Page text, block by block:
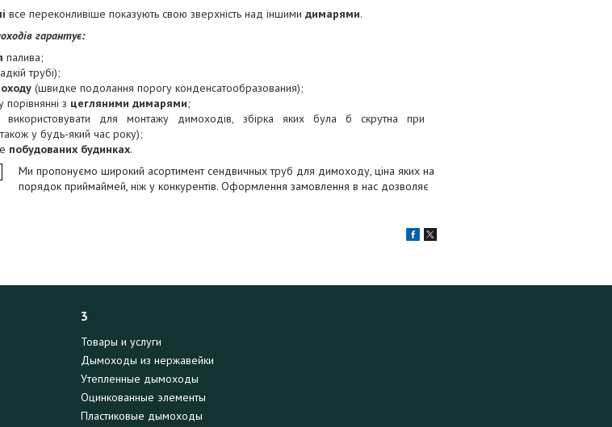
все переконливіше показують свою зверхність над іншими димарями.
гарантує:
палива;
трубі);
(швидке подолання порогу конденсатообразования);
порівнянні з цегляними димарями;
для монтажу димоходів, збірка яких була б скрутна при
у будь-який час року);
побудованих будинках.
Ми пропонуємо широкий асортимент сендвичных труб для димоходу, ціна яких на
порядок приймаймей, ніж у конкурентів. Оформлення замовлення в нас дозволяє
3
Товары и услуги
Дымоходы из нержавейки
Утепленные дымоходы
Оцинкованные элементы
Пластиковые дымоходы